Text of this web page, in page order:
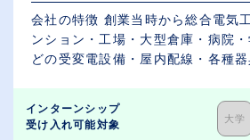
会社の特徴 創業当時から総合電気
ンション・工場・大型倉庫・病院
どの受変電設備・屋内配線・各種
インターンシップ
受け入れ可能対象
大学